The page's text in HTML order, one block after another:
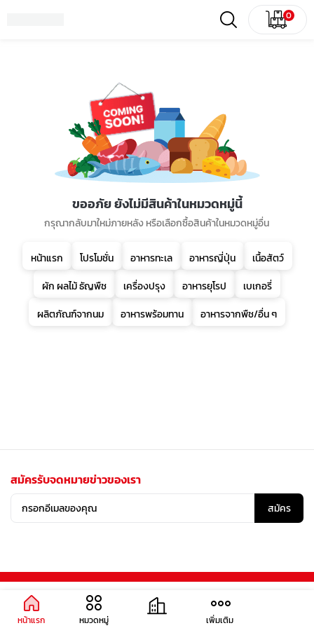
0
ขออภัย ยังไม่มีสินค้าในหมวดหมู่นี้
กรุณากลับมาใหม่ภายหลัง หรือเลือกซื้อสินค้าในหมวดหมู่อื่น
หน้าแรก โปรโมชั่น อาหารทะเล อาหารญี่ปุ่น
เนื้อสัตว์
ผัก ผลไม้ ธัญพืช
เครื่องปรุง อาหารยุโรป
เบเกอรี่
ผลิตภัณฑ์จากนม
อาหารพร้อมทาน อาหารจากพืช/อื่น ๆ
สมัครรับจดหมายข่าวของเรา
สมัคร
หน้าแรก หมวดหมู่ เพิ่มเติม